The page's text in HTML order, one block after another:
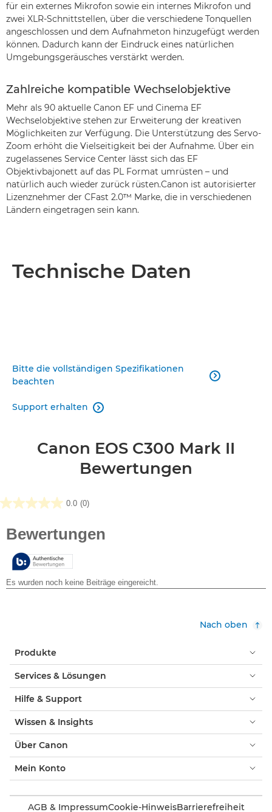
für ein externes Mikrofon sowie ein internes Mikrofon und
zwei XLR-Schnittstellen, über die verschiedene Tonquellen
angeschlossen und dem Aufnahmeton hinzugefügt werden
können. Dadurch kann der Eindruck eines natürlichen
Umgebungsgeräusches verstärkt werden.
Zahlreiche kompatible Wechselobjektive
Mehr als 90 aktuelle Canon EF und Cinema EF
Wechselobjektive stehen zur Erweiterung der kreativen
Möglichkeiten zur Verfügung. Die Unterstützung des Servo-
Zoom erhöht die Vielseitigkeit bei der Aufnahme. Über ein
zugelassenes Service Center lässt sich das EF
Objektivbajonett auf das PL Format umrüsten – und
natürlich auch wieder zurück rüsten.Canon ist autorisierter
Lizenznehmer der CFast 2.0™ Marke, die in verschiedenen
Ländern eingetragen sein kann.
Technische Daten
Bitte die vollständigen Spezifikationen
beachten

Support erhalten 
Canon EOS C300 Mark II
Bewertungen
0.0 (0)
0.0
Nach oben
Produkte
Services & Lösungen
Hilfe & Support
Wissen & Insights
Über Canon
Mein Konto
AGB & ImpressumCookie-HinweisBarrierefreiheit